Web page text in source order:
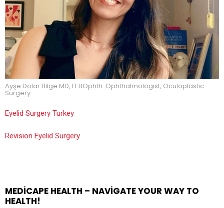
Ayşe Dolar Bilge MD, FEBOphth. Ophthalmologist, Oculoplastic
Surgery
Eyelid Surgery Turkey
Revision Eyelid Surgery
MEDICAPE HEALTH – NAVIGATE YOUR WAY TO
HEALTH!